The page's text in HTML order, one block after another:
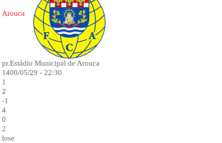
Arouca
pr.Estádio Municipal de Arouca
1400/05/29 - 22:30
1
2
-1
4
0
2
lose